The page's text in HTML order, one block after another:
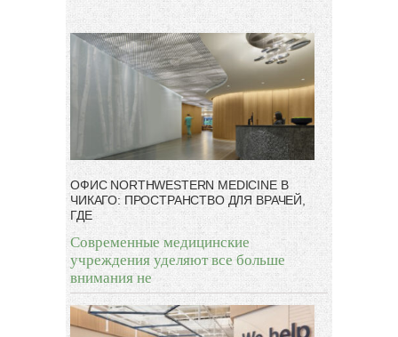
ОФИС NORTHWESTERN MEDICINE В
ЧИКАГО: ПРОСТРАНСТВО ДЛЯ ВРАЧЕЙ,
ГДЕ
Современные медицинские
учреждения уделяют все больше
внимания не